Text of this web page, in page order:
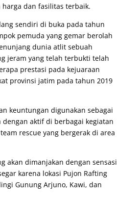
dan fasilitas terbaik.
sendiri di buka pada tahun
pemuda yang gemar berolah
dunia atlit sebuah
jeram yang telah terbukti telah
prestasi pada kejuaraan
provinsi jatim pada tahun 2019
keuntungan digunakan sebagai
dengan aktif di berbagai kegiatan
rescue yang bergerak di area
akan dimanjakan dengan sensasi
karena lokasi Pujon Rafting
Gunung Arjuno, Kawi, dan